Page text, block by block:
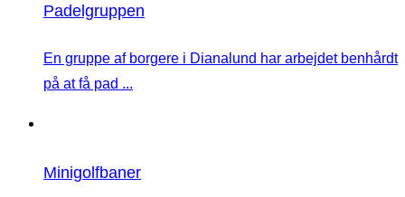
Padelgruppen
En gruppe af borgere i Dianalund har arbejdet benhårdt
på at få pad ...
Minigolfbaner